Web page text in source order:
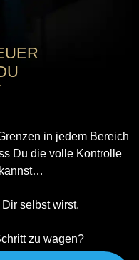
in jedem Bereich
Du die volle Kontrolle
selbst wirst.
zu wagen?